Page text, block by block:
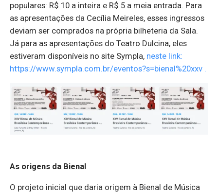
populares: R$ 10 a inteira e R$ 5 a meia entrada. Para
as apresentações da Cecília Meireles, esses ingressos
deviam ser comprados na própria bilheteria da Sala.
Já para as apresentações do Teatro Dulcina, eles
estiveram disponíveis no site Sympla, neste link:
https://www.sympla.com.br/eventos?s=bienal%20xxv .
As origens da Bienal
O projeto inicial que daria origem à Bienal de Música